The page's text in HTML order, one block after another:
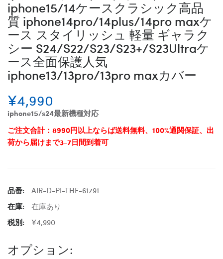
iphone15/14ケースクラシック高品
質 iphone14pro/14plus/14pro maxケ
ース スタイリッシュ 軽量 ギャラク
シー S24/S22/S23/S23+/S23Ultraケ
ース全面保護人気
iphone13/13pro/13pro maxカバー
¥4,990
iphone15/s24最新機種対応
ご注文合計：8990円以上ならば送料無料、100%通関保証、出
荷から届けまで3-7日間到着可
品番:
AIR-D-PI-THE-61791
在庫:
在庫あり
税別:
¥4,990
オプション: